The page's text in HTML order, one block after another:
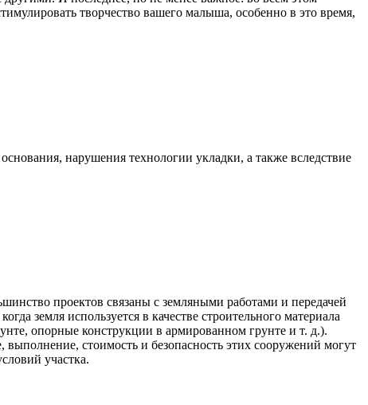
творчество вашего малыша, особенно в это время,
нарушения технологии укладки, а также вследствие
проектов связаны с земляными работами и передачей
земля используется в качестве строительного материала
опорные конструкции в армированном грунте и т. д.).
стоимость и безопасность этих сооружений могут
участка.